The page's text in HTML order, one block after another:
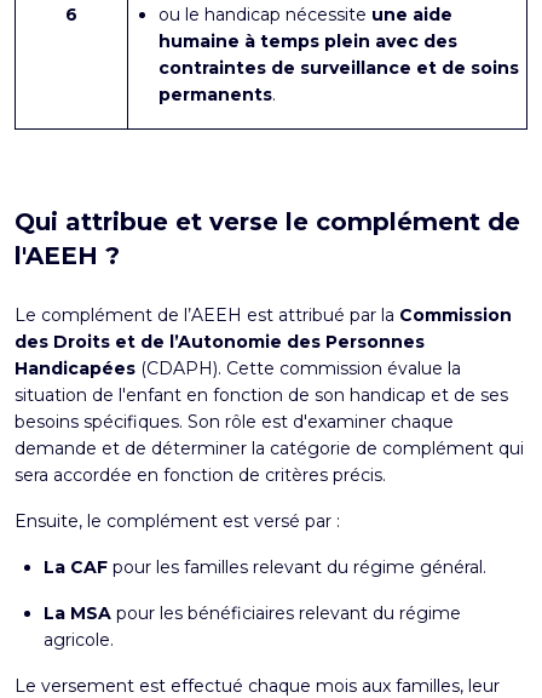
6
ou le handicap nécessite une aide
humaine à temps plein avec des
contraintes de surveillance et de soins
permanents.
Qui attribue et verse le complément de
l'AEEH ?
Le complément de l’AEEH est attribué par la Commission
des Droits et de l’Autonomie des Personnes
Handicapées (CDAPH). Cette commission évalue la
situation de l'enfant en fonction de son handicap et de ses
besoins spécifiques. Son rôle est d'examiner chaque
demande et de déterminer la catégorie de complément qui
sera accordée en fonction de critères précis.
Ensuite, le complément est versé par :
La CAF pour les familles relevant du régime général.
La MSA pour les bénéficiaires relevant du régime
agricole.
Le versement est effectué chaque mois aux familles, leur